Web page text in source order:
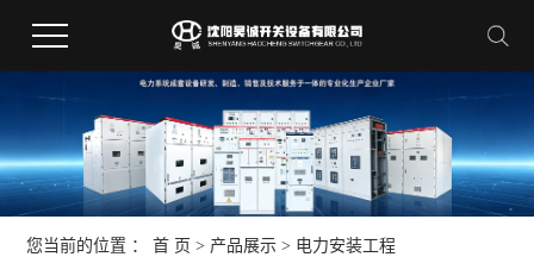
您当前的位置 ：首 页 > 产品展示 > 电力安装工程